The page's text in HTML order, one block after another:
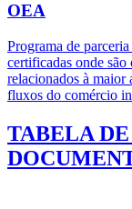
OEA
Programa de
certificadas onde
relacionados à maior
fluxos do comércio
TABELA